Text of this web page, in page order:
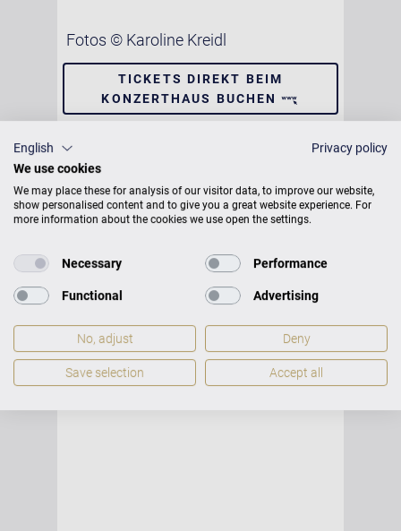
Fotos © Karoline Kreidl
TICKETS DIREKT BEIM
KONZERTHAUS BUCHEN
Konzerthaus Berlin - Kleiner Saal
10117 Berlin
English
Privacy policy
We use cookies
We may place these for analysis of our visitor data, to improve our website,
show personalised content and to give you a great website experience. For
more information about the cookies we use open the settings.
Necessary Performance
Functional Advertising
No, adjust Deny
Save selection Accept all